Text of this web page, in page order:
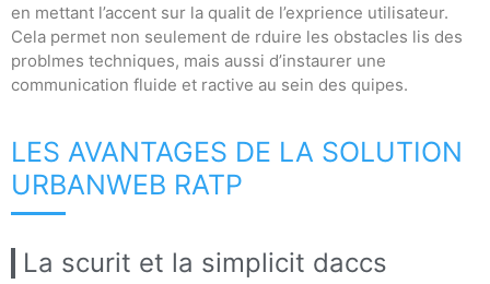
en mettant l’accent sur la qualit de l’exprience utilisateur.
Cela permet non seulement de rduire les obstacles lis des
problmes techniques, mais aussi d’instaurer une
communication fluide et ractive au sein des quipes.
LES AVANTAGES DE LA SOLUTION
URBANWEB RATP
La scurit et la simplicit daccs